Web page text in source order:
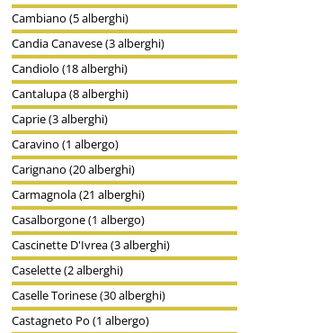
Cambiano (5 alberghi)
Candia Canavese (3 alberghi)
Candiolo (18 alberghi)
Cantalupa (8 alberghi)
Caprie (3 alberghi)
Caravino (1 albergo)
Carignano (20 alberghi)
Carmagnola (21 alberghi)
Casalborgone (1 albergo)
Cascinette D'Ivrea (3 alberghi)
Caselette (2 alberghi)
Caselle Torinese (30 alberghi)
Castagneto Po (1 albergo)